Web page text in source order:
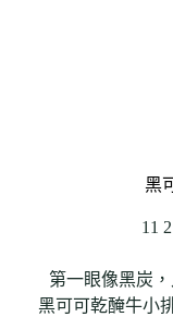
黑
11
第一眼像黑炭
黑可可乾醃牛小